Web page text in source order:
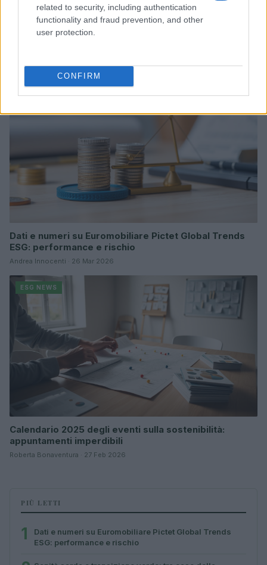
related to security, including authentication
functionality and fraud prevention, and other
user protection.
CONFIRM
Ilaria Galli · 15 Giu 2026
Dati e numeri su Euromobiliare Pictet Global Trends
ESG: performance e rischio
Andrea Innocenti · 26 Mar 2026
ESG NEWS
Calendario 2025 degli eventi sulla sostenibilità:
appuntamenti imperdibili
Roberta Bonaventura · 27 Feb 2026
PIÙ LETTI
1
Dati e numeri su Euromobiliare Pictet Global Trends
ESG: performance e rischio